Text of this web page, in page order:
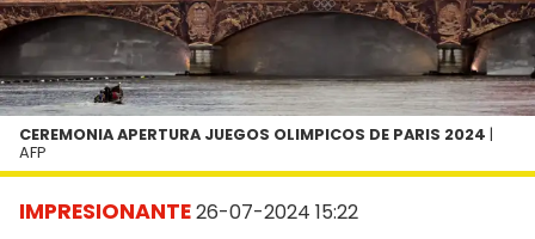
IMPRESIONANTE26-07-2024 15:22
CEREMONIA APERTURA JUEGOS OLIMPICOS DE PARIS 2024 |
AFP